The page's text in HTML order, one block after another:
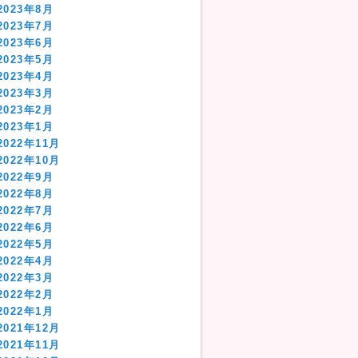
年8月
年7月
年6月
年5月
年4月
年3月
年2月
年1月
年11月
年10月
年9月
年8月
年7月
年6月
年5月
年4月
年3月
年2月
年1月
年12月
年11月